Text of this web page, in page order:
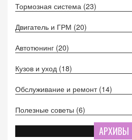
Тормозная система (23)
Двигатель и ГРМ (20)
Автотюнинг (20)
Кузов и уход (18)
Обслуживание и ремонт (14)
Полезные советы (6)
АРХИВЫ